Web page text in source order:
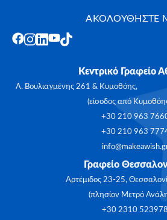
ΑΚΟΛΟΥΘΗΣΤΕ
Κεντρικό Γραφείο
Λ. Βουλιαγμένης 261 & Κυμοθόης,
(είσοδος από
+30 210 963
+30 210 963
Γραφείο
Αρτέμιδος 23-25,
(πλησίον Μετρό
+30 2310 523978